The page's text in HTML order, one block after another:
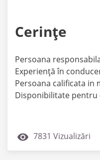
Cerințe
Persoana
Experiență în
Persoana calificata in
Disponibilitate pentru
7831 Vizualizări